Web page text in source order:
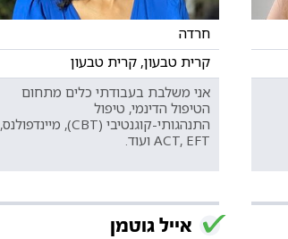
חרדה
קרית טבעון, קרית טבעון
אני משלבת בעבודתי כלים מתחום
הטיפול הדינמי, טיפול
התנהגותי-קוגנטיבי (CBT), מיינדפולנס,
ACT, EFT ועוד.
אייל גוטמן